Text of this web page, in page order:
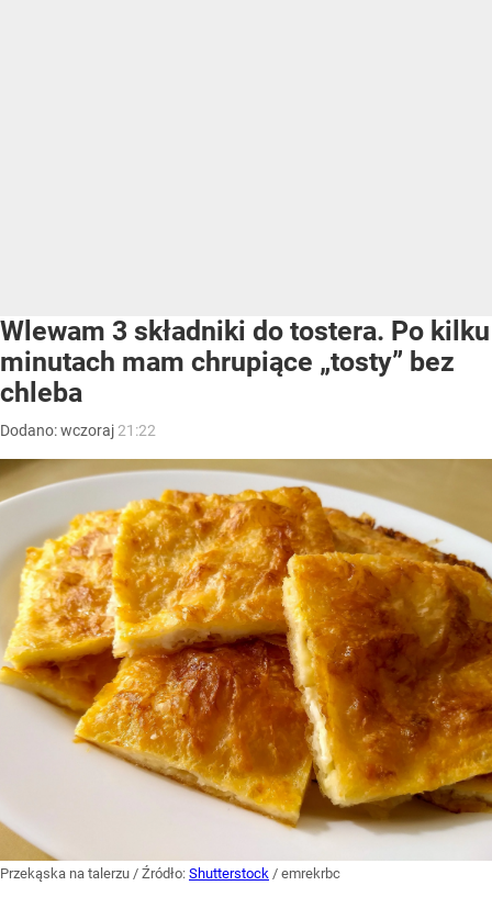
Wlewam 3 składniki do tostera. Po kilku
minutach mam chrupiące „tosty” bez
chleba
Dodano:wczoraj 21:22
Przekąska na talerzu / Źródło: Shutterstock / emrekrbc